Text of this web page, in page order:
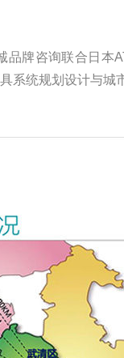
品牌咨询联合日本
系统规划设计与城